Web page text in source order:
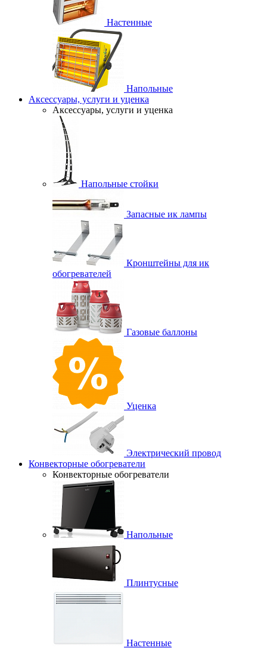
Настенные
Напольные
Аксессуары, услуги и уценка
Аксессуары, услуги и уценка
Напольные стойки
Запасные ик лампы
Кронштейны для ик
обогревателей
Газовые баллоны
Уценка
Электрический провод
Конвекторные обогреватели
Конвекторные обогреватели
Напольные
Плинтусные
Настенные